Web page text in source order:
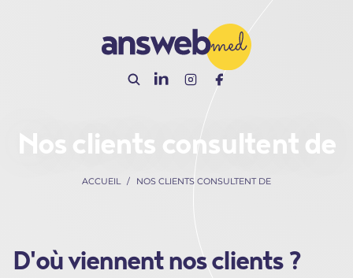
Nos clients consultent de
ACCUEIL NOS CLIENTS CONSULTENT DE
D'où viennent nos clients ?